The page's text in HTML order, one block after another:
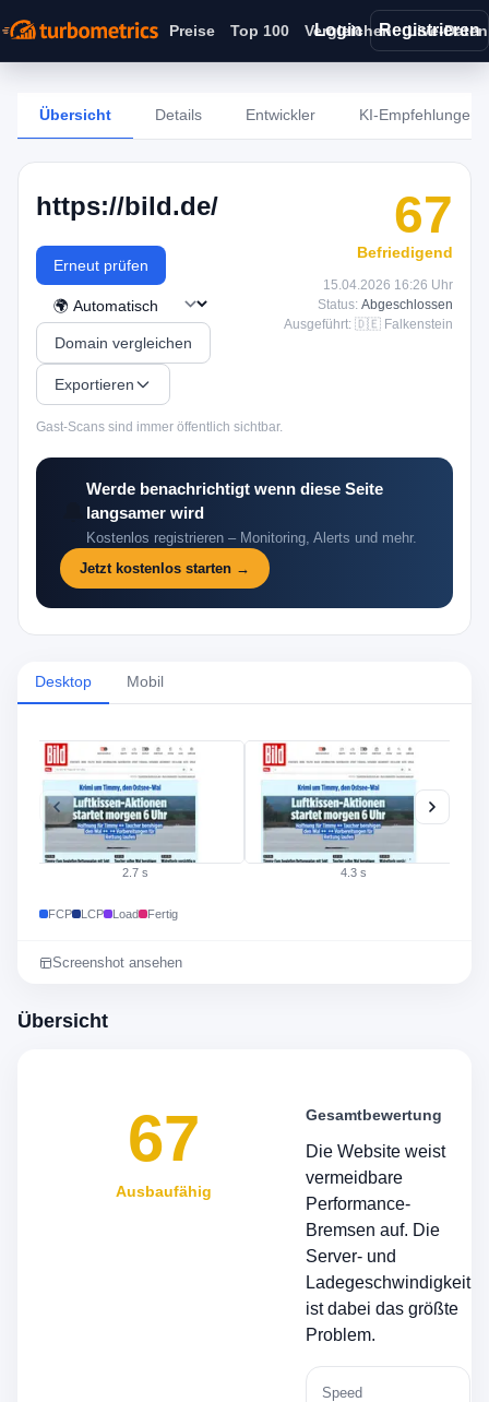
Preise Top 100 Vergleichen Live-Daten
Login Registrieren
Übersicht Details Entwickler KI-Empfehlungen
https://bild.de/
Erneut prüfen
Domain vergleichen
Exportieren
Gast-Scans sind immer öffentlich sichtbar.
67
Befriedigend
15.04.2026 16:26 Uhr
Status: Abgeschlossen
Ausgeführt: 🇩🇪 Falkenstein
Werde benachrichtigt wenn diese Seite
langsamer wird
Kostenlos registrieren – Monitoring, Alerts und mehr.
Jetzt kostenlos starten →
Desktop Mobil
2.7 s 4.3 s
FCP LCP Load Fertig
Screenshot ansehen
Übersicht
67
Ausbaufähig
Gesamtbewertung
Die Website weist
vermeidbare
Performance-
Bremsen auf. Die
Server- und
Ladegeschwindigkeit
ist dabei das größte
Problem.
Speed